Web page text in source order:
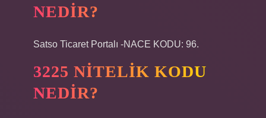
NEDIR?
Satso Ticaret Portalı -NACE KODU: 96.
3225 NITELIK KODU
NEDIR?